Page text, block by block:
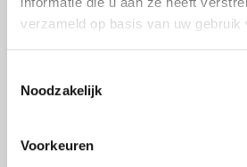
verzameld op basis van uw gebruik
Noodzakelijk
Voorkeuren